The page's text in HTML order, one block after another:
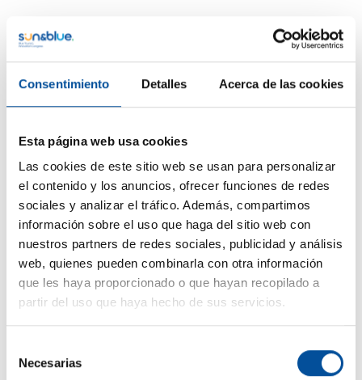
Consentimiento Detalles Acerca de las cookies
Esta página web usa cookies
Las cookies de este sitio web se usan para personalizar
el contenido y los anuncios, ofrecer funciones de redes
sociales y analizar el tráfico. Además, compartimos
información sobre el uso que haga del sitio web con
nuestros partners de redes sociales, publicidad y análisis
web, quienes pueden combinarla con otra información
que les haya proporcionado o que hayan recopilado a
partir del uso que haya hecho de sus servicios.
Necesarias
CONTACTO
hello@sunandbluecongress.com
press@sunandbluecongress.com
comercial@sunandbluecongress.com
awards@sunandbluecongress.com